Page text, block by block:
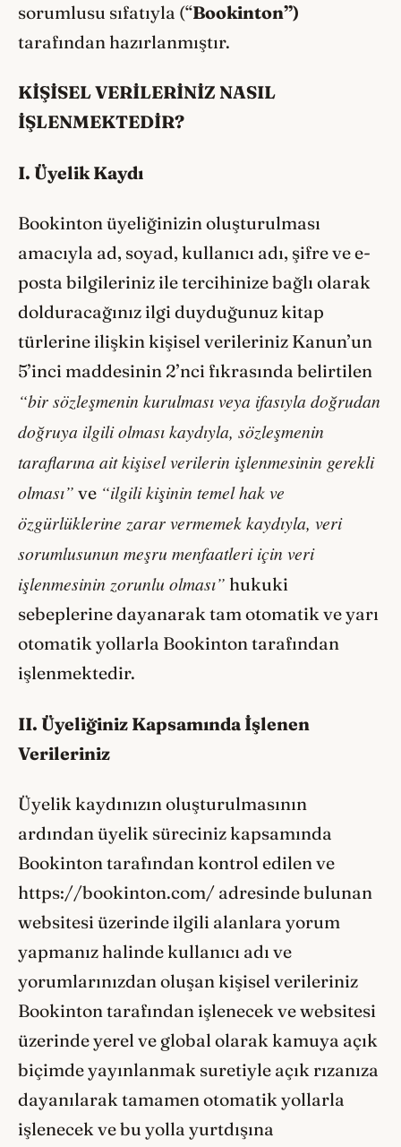
sorumlusu sıfatıyla (“Bookinton”)
tarafından hazırlanmıştır.
KİŞİSEL VERİLERİNİZ NASIL
İŞLENMEKTEDİR?
I. Üyelik Kaydı
Bookinton üyeliğinizin oluşturulması
amacıyla ad, soyad, kullanıcı adı, şifre ve e-
posta bilgileriniz ile tercihinize bağlı olarak
dolduracağınız ilgi duyduğunuz kitap
türlerine ilişkin kişisel verileriniz Kanun’un
5’inci maddesinin 2’nci fıkrasında belirtilen
“bir sözleşmenin kurulması veya ifasıyla doğrudan
doğruya ilgili olması kaydıyla, sözleşmenin
taraflarına ait kişisel verilerin işlenmesinin gerekli
olması” ve “ilgili kişinin temel hak ve
özgürlüklerine zarar vermemek kaydıyla, veri
sorumlusunun meşru menfaatleri için veri
işlenmesinin zorunlu olması” hukuki
sebeplerine dayanarak tam otomatik ve yarı
otomatik yollarla Bookinton tarafından
işlenmektedir.
II. Üyeliğiniz Kapsamında İşlenen
Verileriniz
Üyelik kaydınızın oluşturulmasının
ardından üyelik süreciniz kapsamında
Bookinton tarafından kontrol edilen ve
https://bookinton.com/ adresinde bulunan
websitesi üzerinde ilgili alanlara yorum
yapmanız halinde kullanıcı adı ve
yorumlarınızdan oluşan kişisel verileriniz
Bookinton tarafından işlenecek ve websitesi
üzerinde yerel ve global olarak kamuya açık
biçimde yayınlanmak suretiyle açık rızanıza
dayanılarak tamamen otomatik yollarla
işlenecek ve bu yolla yurtdışına